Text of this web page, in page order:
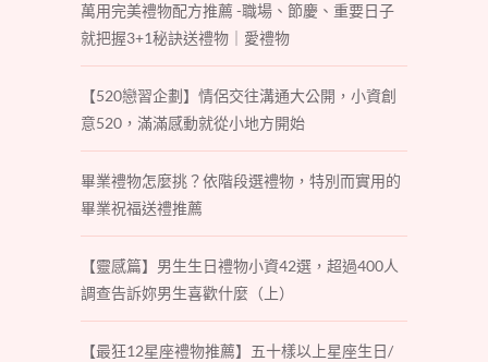
萬用完美禮物配方推薦 -職場、節慶、重要日子
就把握3+1秘訣送禮物｜愛禮物
【520戀習企劃】情侶交往溝通大公開，小資創
意520，滿滿感動就從小地方開始
畢業禮物怎麼挑？依階段選禮物，特別而實用的
畢業祝福送禮推薦
【靈感篇】男生生日禮物小資42選，超過400人
調查告訴妳男生喜歡什麼（上）
【最狂12星座禮物推薦】五十樣以上星座生日/